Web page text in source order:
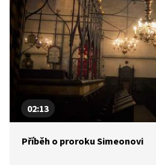
02:13
Příběh o proroku Simeonovi